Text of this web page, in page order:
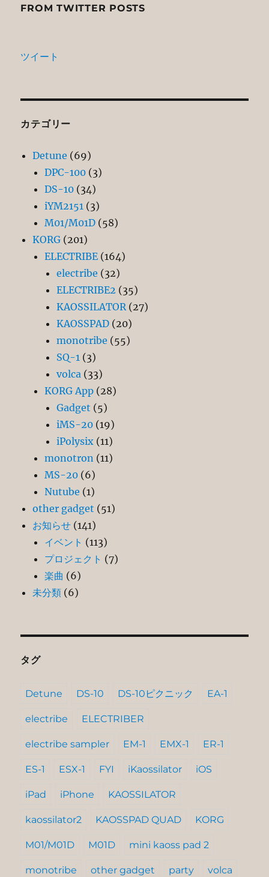
FROM TWITTER POSTS
ツイート
カテゴリー
Detune (69)
DPC-100 (3)
DS-10 (34)
iYM2151 (3)
M01/M01D (58)
KORG (201)
ELECTRIBE (164)
electribe (32)
ELECTRIBE2 (35)
KAOSSILATOR(27)
KAOSSPAD (20)
monotribe (55)
SQ-1 (3)
volca (33)
KORG App (28)
Gadget (5)
iMS-20 (19)
iPolysix (11)
monotron (11)
MS-20 (6)
Nutube (1)
other gadget (51)
お知らせ (141)
イベント (113)
プロジェクト (7)
楽曲 (6)
未分類 (6)
タグ
Detune DS-10 DS-10ピクニック EA-1
electribe ELECTRIBER
electribe sampler EM-1 EMX-1 ER-1
ES-1 ESX-1 FYI iKaossilator iOS
iPad iPhone KAOSSILATOR
kaossilator2 KAOSSPAD QUAD KORG
M01/M01D M01D mini kaoss pad 2
monotribe other gadget party volca